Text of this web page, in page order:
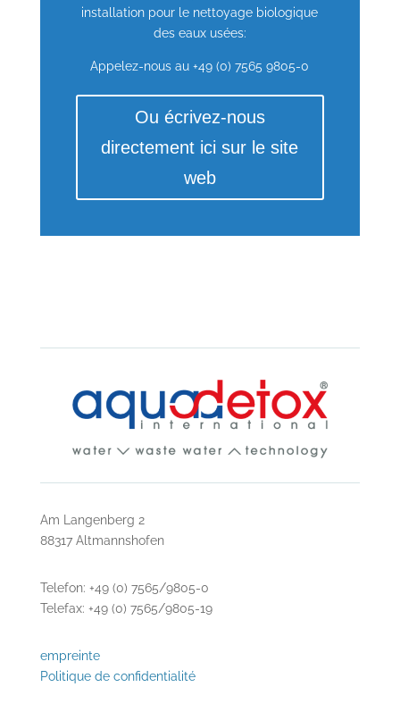
installation pour le nettoyage biologique
des eaux usées:
Appelez-nous au +49 (0) 7565 9805-0
Ou écrivez-nous
directement ici sur le site
web
Am Langenberg 2
88317 Altmannshofen
Telefon: +49 (0) 7565/9805-0
Telefax: +49 (0) 7565/9805-19
empreinte
Politique de confidentialité